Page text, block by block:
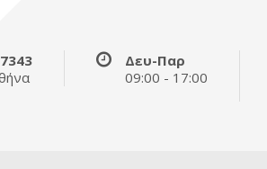
Δευ-Παρ
09:00 - 17:00